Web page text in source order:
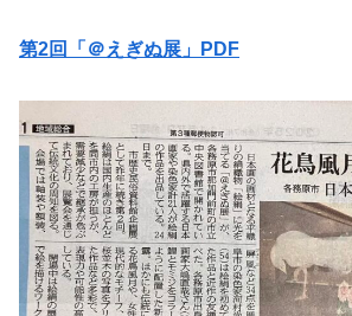
第2回「＠えぎぬ展」PDF